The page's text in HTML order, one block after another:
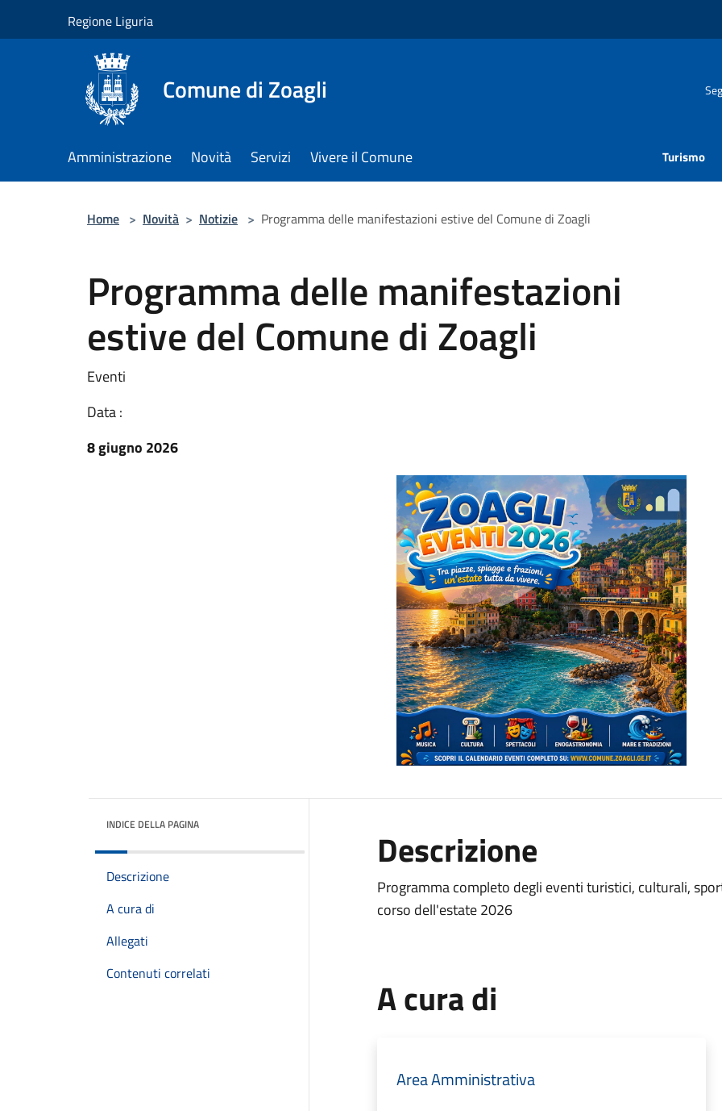
Regione Liguria
Comune di Zoagli
Amministrazione Novità Servizi Vivere il Comune Turismo
Home > Novità > Notizie > Programma delle manifestazioni estive del Comune di Zoagli
Programma delle manifestazioni
estive del Comune di Zoagli
Eventi
Data :
8 giugno 2026
INDICE DELLA PAGINA
Descrizione
A cura di
Allegati
Contenuti correlati
Descrizione
Programma completo degli eventi turistici, culturali,
corso dell'estate 2026
A cura di
Area Amministrativa